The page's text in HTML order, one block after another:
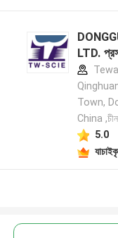
LTD.
Town,
China ,চীন
5.0